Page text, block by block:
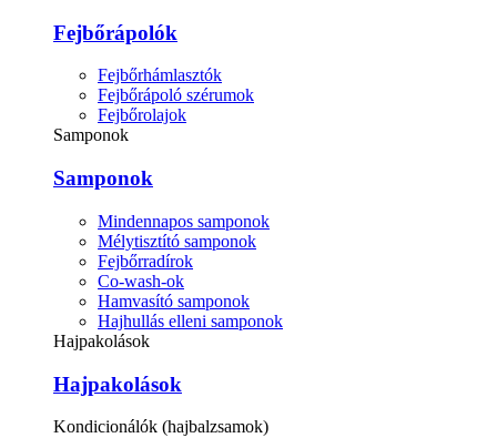
Fejbőrápolók
Fejbőrhámlasztók
Fejbőrápoló szérumok
Fejbőrolajok
Samponok
Samponok
Mindennapos samponok
Mélytisztító samponok
Fejbőrradírok
Co-wash-ok
Hamvasító samponok
Hajhullás elleni samponok
Hajpakolások
Hajpakolások
Kondicionálók (hajbalzsamok)